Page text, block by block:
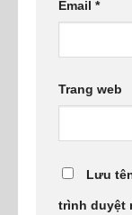
Email *
Trang web
Lưu
trình duyệt